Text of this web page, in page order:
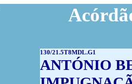
130/21.5T8MDL.G1
ANTÓNIO